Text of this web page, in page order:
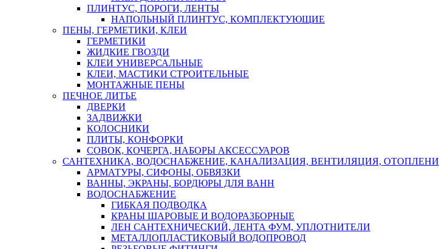
ПЛИНТУС, ПОРОГИ, ЛЕНТЫ
НАПОЛЬНЫЙ ПЛИНТУС, КОМПЛЕКТУЮЩИЕ
ПЕНЫ, ГЕРМЕТИКИ, КЛЕИ
ГЕРМЕТИКИ
ЖИДКИЕ ГВОЗДИ
КЛЕИ УНИВЕРСАЛЬНЫЕ
КЛЕИ, МАСТИКИ СТРОИТЕЛЬНЫЕ
МОНТАЖНЫЕ ПЕНЫ
ПЕЧНОЕ ЛИТЬЕ
ДВЕРКИ
ЗАДВИЖКИ
КОЛОСНИКИ
ПЛИТЫ, КОНФОРКИ
СОВОК, КОЧЕРГА, НАБОРЫ АКСЕССУАРОВ
САНТЕХНИКА, ВОДОСНАБЖЕНИЕ, КАНАЛИЗАЦИЯ, ВЕНТИЛЯЦИЯ, ОТОПЛЕНИ
АРМАТУРЫ, СИФОНЫ, ОБВЯЗКИ
ВАННЫ, ЭКРАНЫ, БОРДЮРЫ ДЛЯ ВАНН
ВОДОСНАБЖЕНИЕ
ГИБКАЯ ПОДВОДКА
КРАНЫ ШАРОВЫЕ И ВОДОРАЗБОРНЫЕ
ЛЕН САНТЕХНИЧЕСКИЙ, ЛЕНТА ФУМ, УПЛОТНИТЕЛИ
МЕТАЛЛОПЛАСТИКОВЫЙ ВОДОПРОВОД